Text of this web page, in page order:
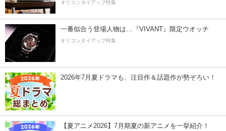
オリコンタイアップ特集
一番似合う登場人物は…『VIVANT』限定ウオッチ
オリコンタイアップ特集
2026年7月夏ドラマも、注目作＆話題作が勢ぞろい！
【夏アニメ2026】7月期夏の新アニメを一挙紹介！